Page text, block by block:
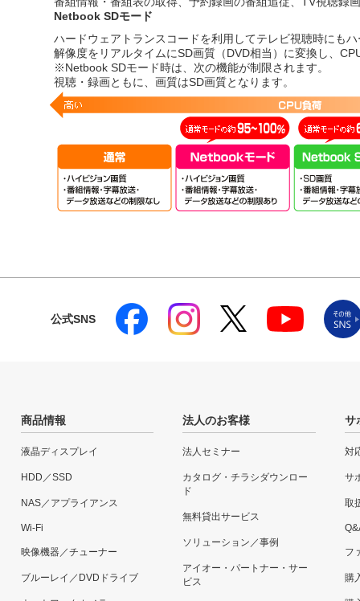
Netbook SDモード
ハードウェアトランスコードを利用してテレビ視聴時にも
解像度をリアルタイムにSD画質（DVD相当）に変換し、
※Netbook SDモード時は、次の機能が制限されます。
視聴・録画ともに、画質はSD画質となります。
公式SNS
商品情報
液晶ディスプレイ
HDD／SSD
NAS／アプライアンス
Wi-Fi
映像機器／チューナー
ブルーレイ／DVDドライブ
法人のお客様
法人セミナー
カタログ・チラシダウンロー
ド
無料貸出サービス
ソリューション／事例
アイオー・パートナー・サー
ビス
サ
対
サ
取
フ
購